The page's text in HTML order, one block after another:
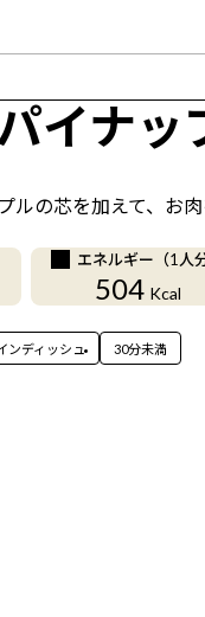
イナッ
ルの芯を加えて、お肉
エネルギー（1人分
504 Kcal
ンディッシュ 30分未満